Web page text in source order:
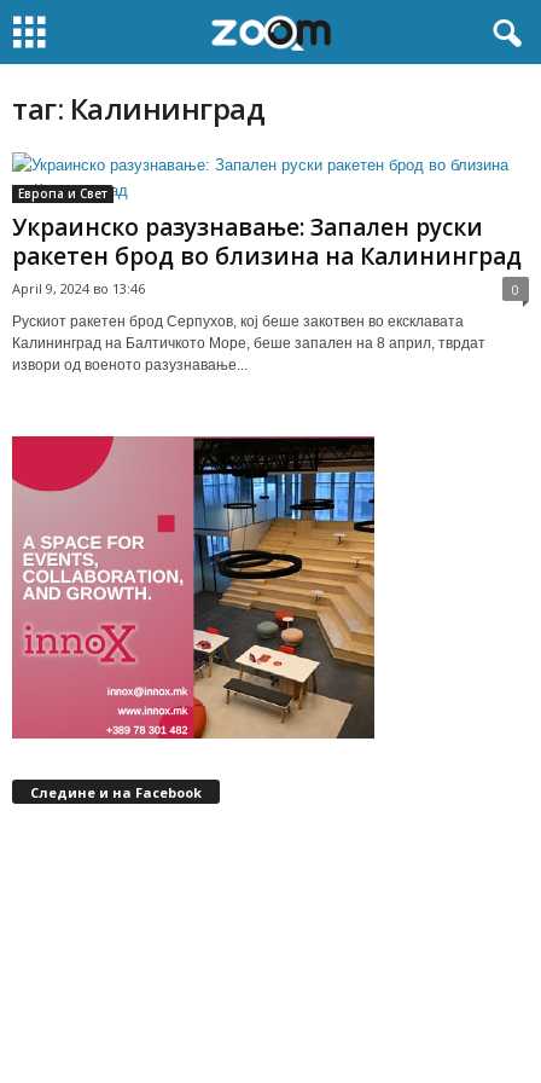
таг: Калининград
Европа и Свет
Украинско разузнавање: Запален руски
ракетен брод во близина на Калининград
April 9, 2024 во 13:46 0
Рускиот ракетен брод Серпухов, кој беше закотвен во ексклавата
Калининград на Балтичкото Море, беше запален на 8 април, тврдат
извори од военото разузнавање...
Следине и на Facebook